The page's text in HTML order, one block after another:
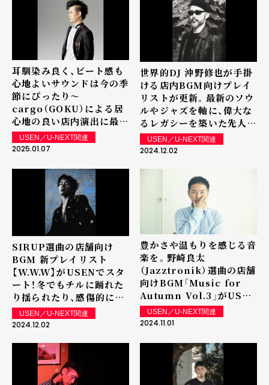
耳馴染み良く、ビート感も
心地よいサウンドは今の季
節にぴったり～
cargo（GOKU）による居
心地の良い店内演出に最適
なプレイリストが1月7日
よりスタート
USEN／U-NEXT関連
2025.01.07
世界的DJ 沖野修也が手掛
ける店内BGM向けプレイ
リストが更新。最新のソウ
ルやジャズを軸に、偉大な
るレガシーを築いた先人へ
の追悼の意も込めた心温ま
るセレクトが、今年の冬の
USEN／U-NEXT関連
2024.12.02
SIRUP選曲の店舗向け
BGM 新プレイリスト
【W.W.W】がUSENでスタ
ート！冬でもチルに踊れた
り揺られたり、感傷的にな
れたり身を任せられるよう
なセレクトをお届けしま
USEN／U-NEXT関連
2024.12.02
豊かさや温もりを感じる音
楽を。野崎良太
（Jazztronik）選曲の店舗
向けBGM「Music for
Autumn Vol.3」がUSEN
でスタート
USEN／U-NEXT関連
2024.11.01